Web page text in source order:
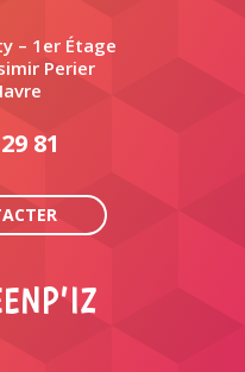
– 1er Étage
Perier
81